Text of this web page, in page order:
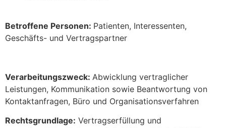
Betroffene Personen: Patienten, Interessenten,
Geschäfts- und Vertragspartner
Verarbeitungszweck: Abwicklung vertraglicher
Leistungen, Kommunikation sowie Beantwortung von
Kontaktanfragen, Büro und Organisationsverfahren
Rechtsgrundlage: Vertragserfüllung und